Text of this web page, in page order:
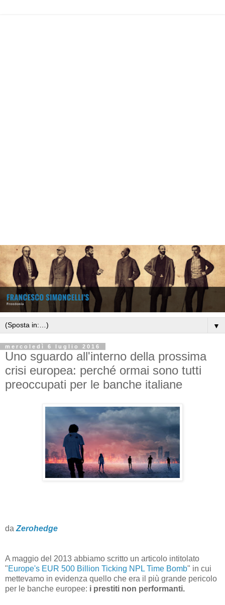
▼
mercoledì 6 luglio 2016
Uno sguardo all'interno della prossima
crisi europea: perché ormai sono tutti
preoccupati per le banche italiane
da Zerohedge
A maggio del 2013 abbiamo scritto un articolo intitolato
"Europe's EUR 500 Billion Ticking NPL Time Bomb" in cui
mettevamo in evidenza quello che era il più grande pericolo
per le banche europee: i prestiti non performanti.